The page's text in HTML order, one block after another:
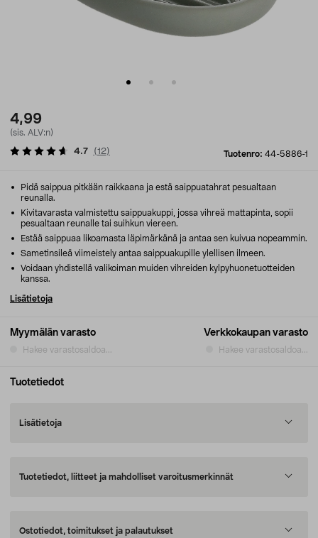
4,99
(sis. ALV:n)
Tuotenro: 44-5886-1
4.7 (12)
Myymälän varasto
Hakee varastosaldoa...
Verkkokaupan varasto
Hakee varastosaldoa...
Pidä saippua pitkään raikkaana ja estä saippuatahrat pesualtaan
reunalla.
Kivitavarasta valmistettu saippuakuppi, jossa vihreä mattapinta, sopii
pesualtaan reunalle tai suihkun viereen.
Estää saippuaa likoamasta läpimärkänä ja antaa sen kuivua nopeammin.
Sametinsileä viimeistely antaa saippuakupille ylellisen ilmeen.
Voidaan yhdistellä valikoiman muiden vihreiden kylpyhuonetuotteiden
kanssa.
Lisätietoja
Tuotetiedot
Lisätietoja
Tuotetiedot, liitteet ja mahdolliset varoitusmerkinnät
Ostotiedot, toimitukset ja palautukset